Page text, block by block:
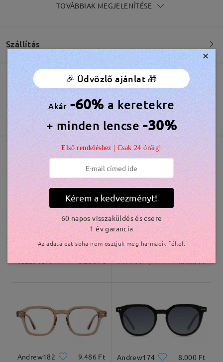
TOVÁBBIAK MEGJELENÍTÉSE
Szállítás
Megrendelés leadva
feldolgozási idő
5-7 munkanap részletek
Elküldve
szállítási idő
5-7 munkanap
részletek
Kiszállítva
Ingyenes Karcálló Lencsebevonat Tartozék
60 Napos Visszatérítés és Csere
365 Napos Garancia
Bővebben
Hasonló keretek
YSL5918M 6.300 Ft T12734 8.500 Ft
Andrew182 9.486 Ft Andrew174 8.000 Ft
×
🎉 Üdvözlő ajánlat 🎁
Akár -60% a keretekre
+ minden lencse -30%
Első rendeléshez | Csak 24 óráig!
Kérem a kedvezményt!
60 napos visszaküldés és csere
1 év garancia
Az adataidat soha nem osztjuk meg harmadik féllel.